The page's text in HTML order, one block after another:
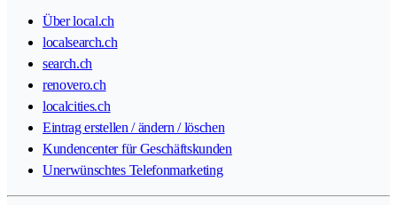
Über local.ch
localsearch.ch
search.ch
renovero.ch
localcities.ch
Eintrag erstellen / ändern / löschen
Kundencenter für Geschäftskunden
Unerwünschtes Telefonmarketing